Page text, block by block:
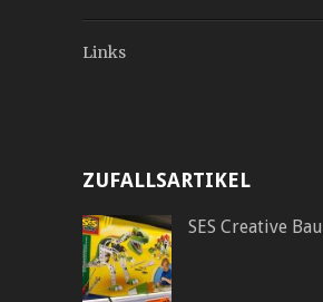
Links
ZUFALLSARTIKEL
SES Creative